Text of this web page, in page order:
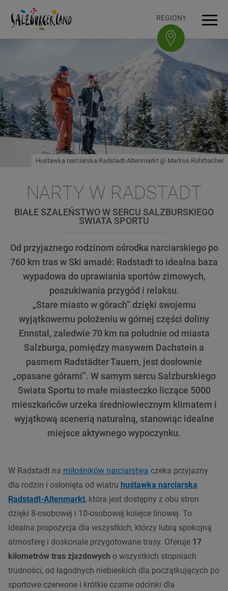
Do treściAccesskey
[0]
Do nawigacjiAccesskey
[1]
Na górę stronyAccesskey
[2]
Do stopkiAccesskey
[3] REGIONY
Huśtawka narciarska Radstadt-Altenmarkt @ Markus Rohrbacher
NARTY W RADSTADT
BIAŁE SZALEŃSTWO W SERCU SALZBURSKIEGO
SWIATA SPORTU
Od przyjaznego rodzinom ośrodka narciarskiego po
760 km tras w Ski amadé: Radstadt to idealna baza
wypadowa do uprawiania sportów zimowych,
poszukiwania przygód i relaksu.
„Stare miasto w górach” dzięki swojemu
wyjątkowemu położeniu w górnej części doliny
Ennstal, zaledwie 70 km na południe od miasta
Salzburga, pomiędzy masywem Dachstein a
pasmem Radstädter Tauern, jest dosłownie
„opasane górami”. W samym sercu Salzburskiego
Swiata Sportu to małe miasteczko liczące 5000
mieszkańców urzeka średniowiecznym klimatem i
wyjątkową scenerią naturalną, stanowiąc idealne
miejsce aktywnego wypoczynku.
W Radstadt na miłośników narciarstwa czeka przyjazny
dla rodzin i osłonięta od wiatru huśtawka narciarska
Radstadt-Altenmarkt, która jest dostępny z obu stron
dzięki 8-osobowej i 10-osobowej kolejce linowej. To
idealna propozycja dla wszystkich, którzy lubią spokojną
atmosferę i doskonale przygotowane trasy. Oferuje 17
kilometrów tras zjazdowych o wszystkich stopniach
trudności, od łagodnych niebieskich dla początkujących po
sportowe czerwone i krótkie czarne odcinki dla